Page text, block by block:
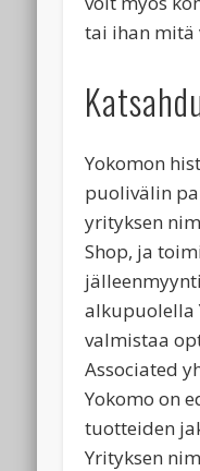
tai ihan mitä
Yokomon
puolivälin
yrityksen
Shop, ja
alkupuolella
valmistaa
Associated
Yokomo on
tuotteiden
Yrityksen